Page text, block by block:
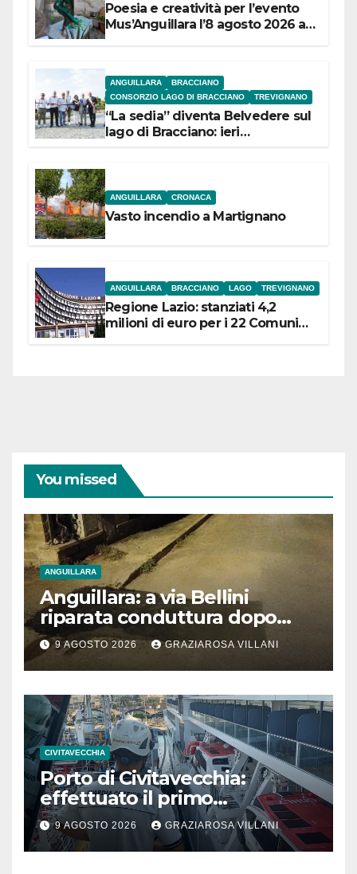
Poesia e creatività per l’evento
Mus’Anguillara l’8 agosto 2026 al
ANGUILLARA
BRACCIANO
CONSORZIO LAGO DI BRACCIANO
TREVIGNANO
“La sedia” diventa Belvedere sul
lago di Bracciano: ieri
ANGUILLARA CRONACA
Vasto incendio a Martignano
ANGUILLARA BRACCIANO LAGO TREVIGNANO
Regione Lazio: stanziati 4,2
milioni di euro per i 22 Comuni
You missed
ANGUILLARA
Anguillara: a via Bellini
riparata conduttura dopo
segnalazione IdD
9 AGOSTO 2026 GRAZIAROSA VILLANI
CIVITAVECCHIA
Porto di Civitavecchia:
effettuato il primo
rifornimento di GNL ad una
nave da crociera
9 AGOSTO 2026 GRAZIAROSA VILLANI